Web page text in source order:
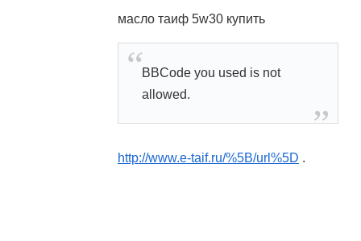
масло таиф 5w30 купить
BBCode you used is not
allowed.
http://www.e-taif.ru/%5B/url%5D .